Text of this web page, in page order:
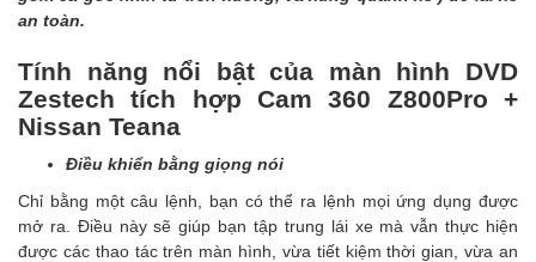
an toàn.
Tính năng nổi bật của màn hình DVD
Zestech tích hợp Cam 360 Z800Pro +
Nissan Teana
Điều khiển bằng giọng nói
Chỉ bằng một câu lệnh, bạn có thể ra lệnh mọi ứng dụng được
mở ra. Điều này sẽ giúp bạn tập trung lái xe mà vẫn thực hiện
được các thao tác trên màn hình, vừa tiết kiệm thời gian, vừa an